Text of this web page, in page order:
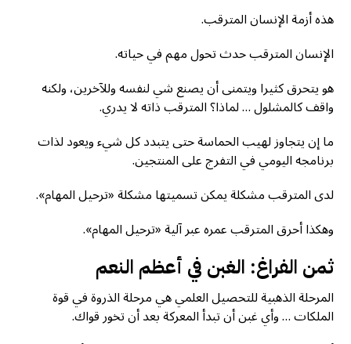
هذه أزمة الإنسان المترقب.
الإنسان المترقب حدث تحول مهم في حياته.
هو يتحرق كثيرا ويتمنى أن يصنع شي لنفسه وللآخرين، ولكنه
واقف كالمشلول … لماذا؟ المترقب ذاته لا يدري.
ما إن يتجاوز لهيب الحماسة حتى يتبدد كل شيء ويعود لذات
برنامجه اليومي في التفرج على المنتجين.
لدى المترقب مشكلة يمكن تسميتها مشكلة «ترحيل المهام».
وهكذا أحرق المترقب عمره عبر آلية «ترحيل المهام».
ثمن الفراغ: الغبن في أعظم النعم
المرحلة الذهبية للتحصيل العلمي هي مرحلة الذروة في قوة
الملكات … وأي غبن أن تبدأ المعركة بعد أن تخور قواك.